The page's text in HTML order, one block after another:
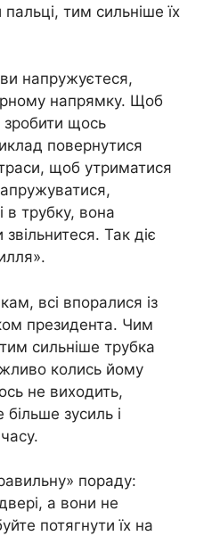
тим сильніше їх
напружуєтеся,
напрямку. Щоб
зробити щось
повернутися
щоб утриматися
в трубку, вона
Так діє
всі впоралися із
президента. Чим
сильніше трубка
колись йому
не виходить,
зусиль і
пораду:
а вони не
потягнути їх на